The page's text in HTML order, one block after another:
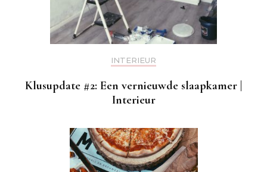
INTERIEUR
Klusupdate #2: Een vernieuwde slaapkamer |
Interieur